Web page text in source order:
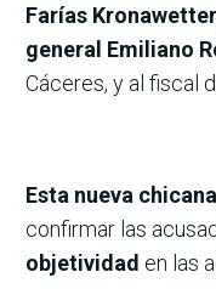
Farías
general Emiliano
Cáceres, y al fiscal
Esta nueva
confirmar las
objetividad en las